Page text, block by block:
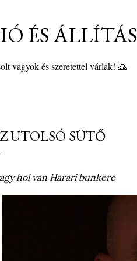
ÉS ÁLLÍTÁS
vagyok és szeretettel várlak! 🙏
UTOLSÓ SÜTŐ
hol van Harari bunkere